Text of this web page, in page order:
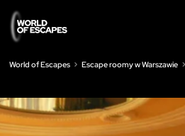
World of Escapes Escape roomy w Warszawie